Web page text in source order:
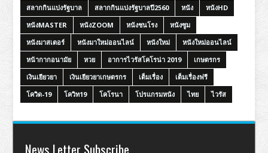
สลากกินแบ่งรัฐบาล
สลากกินแบ่งรัฐบาลปี2560 หนัง
หนังHD
หนังMASTER
หนังZOOM หนังชนโรง
หนังซูม
หนังมาสเตอร์
หนังมาใหม่ออนไลน์ หนังใหม่
หนังใหม่ออนไลน์
หน้ากากอนามัย
หวย อาการไวรัสโคโรน่า 2019
เกษตรกร
เงินเยียวยา
เงินเยียวยาเกษตรกร เต็มเรื่อง
เต็มเรื่องฟรี
โควิด-19
โควิท19 โคโรนา โปรแกรมหนัง ไทย ไวรัส
News Letter Subscribe